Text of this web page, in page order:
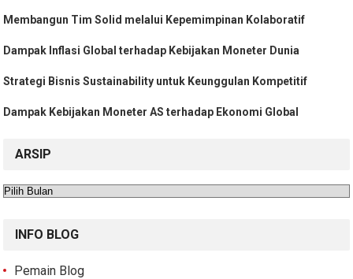
Membangun Tim Solid melalui Kepemimpinan Kolaboratif
Dampak Inflasi Global terhadap Kebijakan Moneter Dunia
Strategi Bisnis Sustainability untuk Keunggulan Kompetitif
Dampak Kebijakan Moneter AS terhadap Ekonomi Global
ARSIP
Arsip
INFO BLOG
Pemain Blog